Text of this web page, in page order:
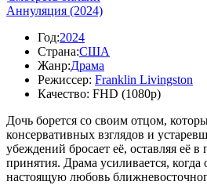
Аннуляция (2024)
Год:2024
Страна:США
Жанр:Драма
Режиссер: Franklin Livingston
Качество: FHD (1080p)
Дочь борется со своим отцом,
консервативных взглядов и
убеждений бросает её, оставляя её
принятия. Драма усиливается,
настоящую любовь